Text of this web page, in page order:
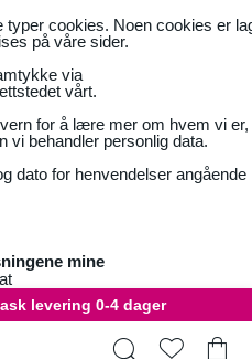
typer cookies. Noen cookies er
på våre sider.
via
vårt.
for å lære mer om hvem vi er,
vi behandler personlig data.
dato for henvendelser angående
mine
levering 0-4 dager